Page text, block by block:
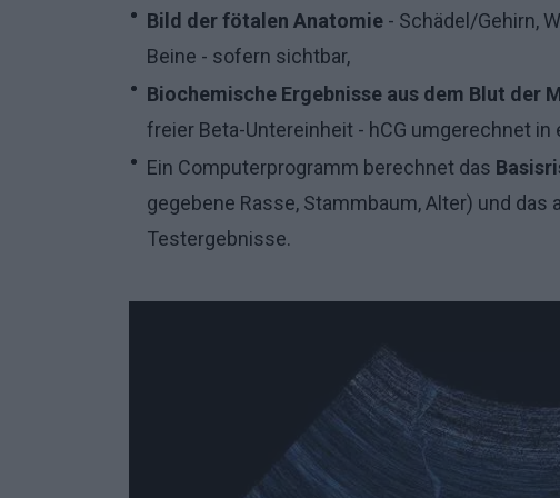
Bild der fötalen Anatomie - Schädel/Gehirn,
Beine - sofern sichtbar,
Biochemische Ergebnisse aus dem Blut der
freier Beta-Untereinheit - hCG umgerechnet in
Ein Computerprogramm berechnet das
gegebene Rasse, Stammbaum, Alter) und das
Testergebnisse.